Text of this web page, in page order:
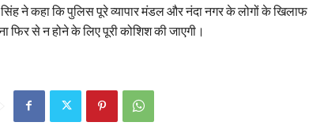
सिंह ने कहा कि पुलिस पूरे व्यापार मंडल और नंदा नगर के लोगों के
फिर से न होने के लिए पूरी कोशिश की जाएगी।